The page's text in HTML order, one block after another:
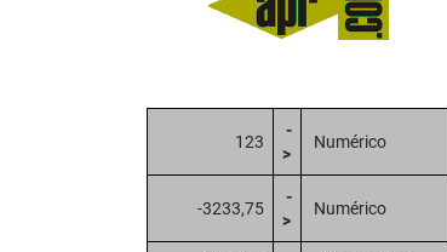
123
-
>
Numérico
-3233,75
-
>
Numérico